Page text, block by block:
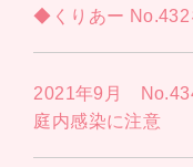
◆くりあー No.432
2021年9月
庭内感染に注意